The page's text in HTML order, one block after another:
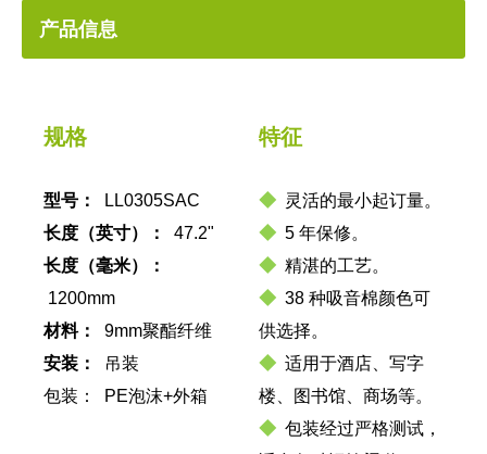
产品信息
规格
型号：
LL0305SAC
长度 （英寸）： 47.2"
长度（毫米）：
1200mm
材料：
9mm聚酯纤维
安装：
吊装
包装： PE泡沫+外箱
特征
◆灵活的最小起订量。
◆5 年保修。
◆精湛的工艺。
◆38 种吸音棉颜色可
供选择。
◆适用于酒店、写字
楼、图书馆、商场等。
◆包装经过严格测试，